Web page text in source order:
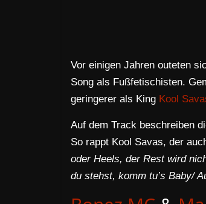
Vor einigen Jahren outeten
Song als Fußfetischisten.
geringerer als King Kool
Auf dem Track beschreiben
So rappt Kool Savas, der
oder Heels, der Rest wird
du stehst, komm tu’s Baby/